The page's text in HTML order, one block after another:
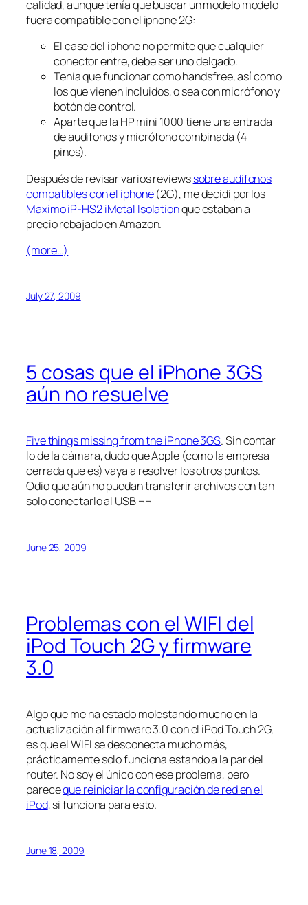
calidad, aunque tenía que buscar un modelo modelo
fuera compatible con el iphone 2G:
Elcasedel iphone no permite que cualquier
conector entre, debe ser uno delgado.
Tenía que funcionar como handsfree, así como
los que vienen incluidos, o sea con micrófono y
botón de control.
Aparte que la HP mini 1000 tiene una entrada
de audifonos y micrófono combinada (4
pines).
Después de revisar variosreviewssobre audífonos
compatibles con el iphone(2G), me decidí por los
Maximo iP-HS2 iMetal Isolationque estaban a
precio rebajado en Amazon.
(more…)
July 27, 2009
5 cosas que el iPhone 3GS
aún no resuelve
Five things missing from the iPhone 3GS. Sin contar
lo de la cámara, dudo que Apple (como la empresa
cerrada que es) vaya a resolver los otros puntos.
Odio que aún no puedan transferir archivos con tan
solo conectarlo al USB ¬¬
June 25, 2009
Problemas con el WIFI del
iPod Touch 2G y firmware
3.0
Algo que me ha estado molestando mucho en la
actualización al firmware 3.0 con el iPod Touch 2G,
es que el WIFI se desconecta mucho más,
prácticamente solo funciona estando a la par del
router. No soy el único con ese problema, pero
pareceque reiniciar la configuración de red en el
iPod, si funciona para esto.
June 18, 2009